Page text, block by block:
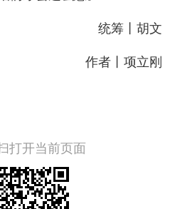
统筹丨胡文
作者丨项立刚
打开当前页面